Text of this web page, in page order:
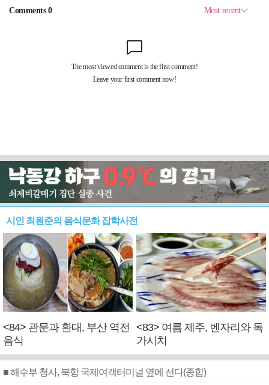
시인 최원준의 음식문화 잡학사전
<84> 관문과 환대, 부산 역전
음식
<83> 여름 제주, 벤자리와 독
가시치
■ 해수부 청사, 북항 국제여객터미널 옆에 선다(종합)